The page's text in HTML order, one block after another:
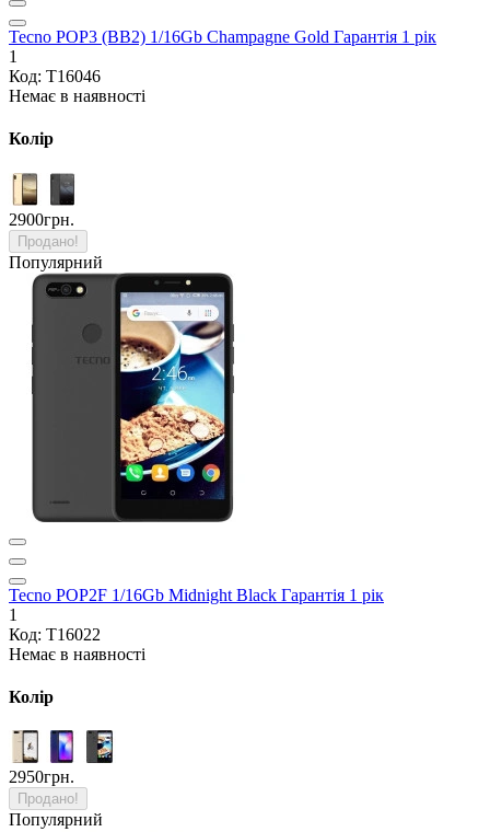
Tecno POP3 (BB2) 1/16Gb Champagne Gold Гарантія 1 рік
1
Код: T16046
Немає в наявності
Колір
2900грн.
Продано!
Популярний
Tecno POP2F 1/16Gb Midnight Black Гарантія 1 рік
1
Код: T16022
Немає в наявності
Колір
2950грн.
Продано!
Популярний